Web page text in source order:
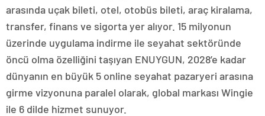
arasında uçak bileti, otel, otobüs bileti, araç kiralama,
transfer, finans ve sigorta yer alıyor. 15 milyonun
üzerinde uygulama indirme ile seyahat sektöründe
öncü olma özelliğini taşıyan ENUYGUN, 2028’e kadar
dünyanın en büyük 5 online seyahat pazaryeri arasına
girme vizyonuna paralel olarak, global markası Wingie
ile 6 dilde hizmet sunuyor.